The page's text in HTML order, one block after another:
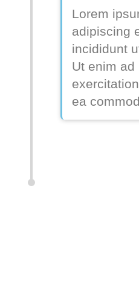
Lorem
adipiscing
incididunt
Ut enim
ea